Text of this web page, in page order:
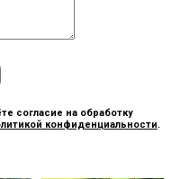
согласие на обработку
конфиденциальности.